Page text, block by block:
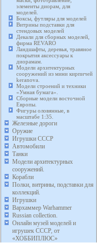
элементы диорам, для
моделей.
Боксы, футляры для моделей
Витрины подставки для
стендовых моделей
Декали для сборных моделей,
фирма REVARO
Ландшафты, деревья, травяное
покрытия аксессуары к
диорамам.
Модели архитектурных
сооружений из мини кирпичей
keranova.
Модели строений и техники
«Умная бумага».
Сборные модели восточной
Европы.
Фигуры оловянные, в
масштабе 1:35.
Железные дороги
Оружие
Игрушки СССР
Автомобили
Танки
Модели архитектурных
сооружений.
Корабли
Полки, витрины, подставки для
коллекций.
Игрушки
Вархаммер Warhammer
Russian collection.
Онлайн музей моделей и
игрушек СССР, от
«ХОББИПЛЮС»